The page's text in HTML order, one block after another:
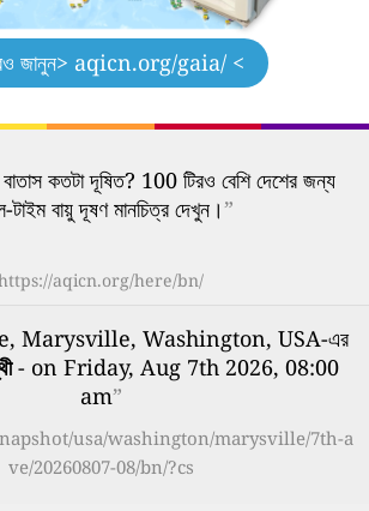
জানুন> aqicn.org/gaia/ <
কতটা দূষিত? 100 টিরও বেশি দেশের জন্য
টাইম বায়ু দূষণ মানচিত্র দেখুন।”
aqicn.org/here/bn/
Marysville, Washington, USA-এর
- on Friday, Aug 7th 2026, 08:00
am”
usa/washington/marysville/7th-a
ve/20260807-08/bn/?cs